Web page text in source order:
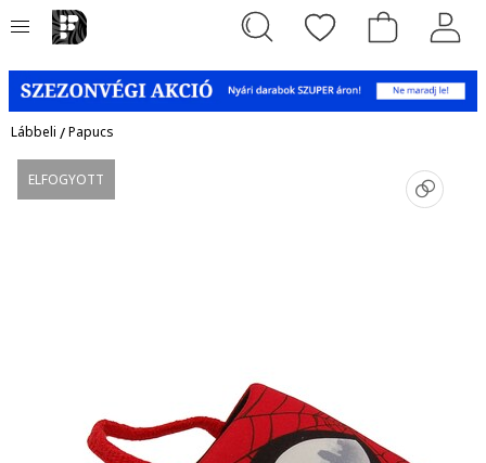
Lábbeli /Papucs
ELFOGYOTT